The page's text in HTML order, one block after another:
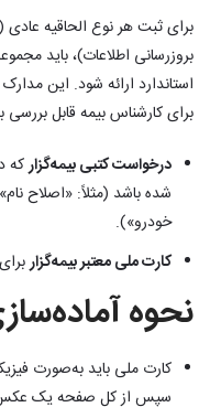
برای ثبت هر نوع الحاقیه
بروزرسانی اطلاعات)، باید
استاندارد ارائه شود. این
برای کارشناس بیمه قابل بررسی
درخواست کتبی بیمه‌گزارکه
شده باشد (مثلاً: «اصلاح
خودرو»).
کارت ملی معتبر بیمه‌گزار
نحوه
کارت ملی باید به‌صورت
سپس از کل صفحه یک عکس